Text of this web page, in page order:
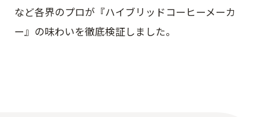
など各界のプロが『ハイブリッドコーヒーメーカ
ー』の味わいを徹底検証しました。